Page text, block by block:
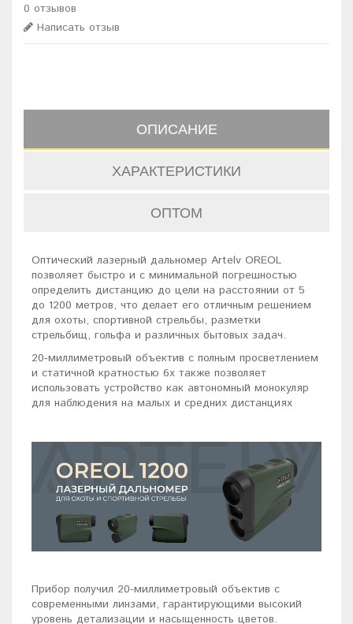
0 отзывов
Написать отзыв
ОПИСАНИЕ
ХАРАКТЕРИСТИКИ
ОПТОМ
Оптический лазерный дальномер Artelv OREOL
позволяет быстро и с минимальной погрешностью
определить дистанцию до цели на расстоянии от 5
до 1200 метров, что делает его отличным решением
для охоты, спортивной стрельбы, разметки
стрельбищ, гольфа и различных бытовых задач.
20‑миллиметровый объектив с полным просветлением
и статичной кратностью 6х также позволяет
использовать устройство как автономный монокуляр
для наблюдения на малых и средних дистанциях
Прибор получил 20-миллиметровый объектив с
современными линзами, гарантирующими высокий
уровень детализации и насыщенность цветов.